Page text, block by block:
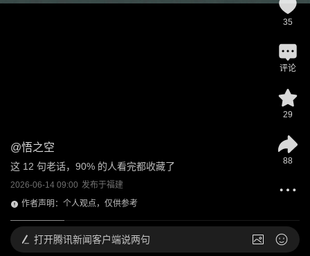
@悟之空
这 12 句老话，90% 的人看完都收藏了
2026-06-14 09:00 发布于福建
作者声明：个人观点，仅供参考
35
评论
29
88
打开腾讯新闻客户端说两句